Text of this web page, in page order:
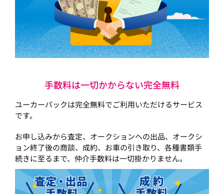
手数料は一切かからない完全無料
ユーカーパックは完全無料でご利用いただけるサービス
です。
お申し込みから査定、オークションへの出品、オークシ
ョン終了後の商談、成約、お車の引き取り、各種書類手
続きに至るまで、仲介手数料は一切掛かりません。